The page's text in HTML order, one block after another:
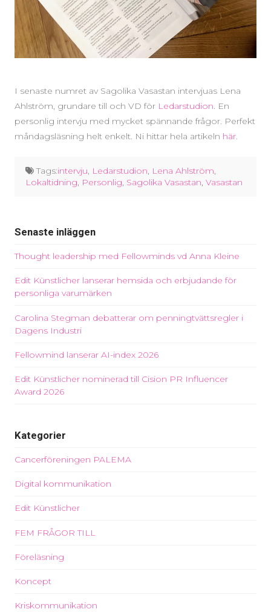
I senaste numret av Sagolika Vasastan intervjuas Lena
Ahlström, grundare till och VD för Ledarstudion. En
personlig intervju med mycket spännande frågor. Perfekt
måndagsläsning helt enkelt. Ni hittar hela artikeln här.
Tags:intervju, Ledarstudion, Lena Ahlström,
Lokaltidning, Personlig, Sagolika Vasastan, Vasastan
Senaste inläggen
Thought leadership med Fellowminds vd Anna Kleine
Edit Künstlicher lanserar hemsida och erbjudande för
personliga varumärken
Carolina Stegman debatterar om penningtvättsregler i
Dagens Industri
Fellowmind lanserar AI-index 2026
Edit Künstlicher nominerad till Cision PR Influencer
Award 2026
Kategorier
Cancerföreningen PALEMA
Digital kommunikation
Edit Künstlicher
FEM FRÅGOR TILL
Föreläsning
Koncept
Kriskommunikation